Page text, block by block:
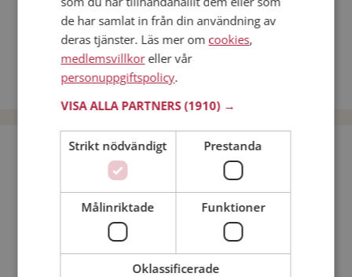
Fler singelkvinnor från Stockholm:Katarina,Ylva,Maria
Män från Stockholm
Dejta kvinnor i Sverige
Dejta män i Sverige
Bli medlem utan kostnad!
Jag är en: Man Kvinna
Min ålder:
de har samlat in från din användning av
deras tjänster. Läs mer om cookies,
medlemsvillkoreller vår
personuppgiftspolicy.
VISA ALLA PARTNERS(1910) →
Strikt nödvändigt Prestanda
Målinriktade Funktioner
Oklassificerade